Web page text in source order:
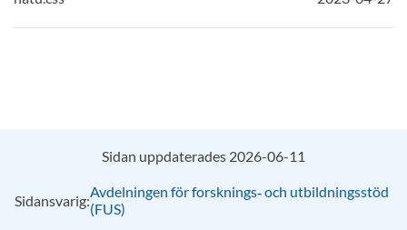
Sidan uppdaterades 2026-06-11
Sidansvarig:Avdelningen för forsknings‑ och utbildningsstöd
(FUS)